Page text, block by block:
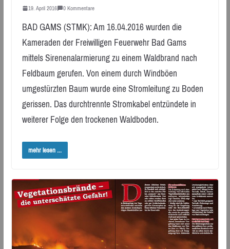
19. April 2016 0 Kommentare
BAD GAMS (STMK): Am 16.04.2016 wurden die
Kameraden der Freiwilligen Feuerwehr Bad Gams
mittels Sirenenalarmierung zu einem Waldbrand nach
Feldbaum gerufen. Von einem durch Windböen
umgestürzten Baum wurde eine Stromleitung zu Boden
gerissen. Das durchtrennte Stromkabel entzündete in
weiterer Folge den trockenen Waldboden.
mehr lesen ...